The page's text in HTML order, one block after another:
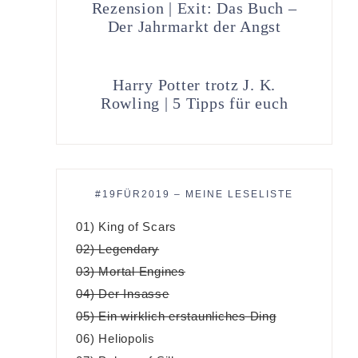
Rezension | Exit: Das Buch –
Der Jahrmarkt der Angst
Harry Potter trotz J. K.
Rowling | 5 Tipps für euch
#19FÜR2019 – MEINE LESELISTE
01) King of Scars
02) Legendary
03) Mortal Engines
04) Der Insasse
05) Ein wirklich erstaunliches Ding
06) Heliopolis